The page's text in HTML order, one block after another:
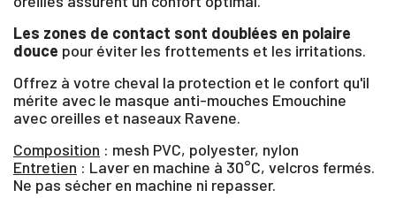
Les zones de contact sont doublées en polaire
douce pour éviter les frottements et les irritations.
Offrez à votre cheval la protection et le confort qu'il
mérite avec le masque anti-mouches Emouchine
avec oreilles et naseaux Ravene.
Composition : mesh PVC, polyester, nylon
Entretien : Laver en machine à 30°C, velcros fermés.
Ne pas sécher en machine ni repasser.
ANNULER CONNECTER